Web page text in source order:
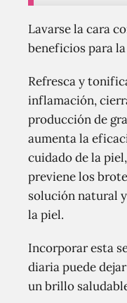
Lavarse la cara
beneficios para
Refresca y
inflamación,
producción de
aumenta la
cuidado de la
previene los
solución natural
la piel.
Incorporar esta
diaria puede
un brillo